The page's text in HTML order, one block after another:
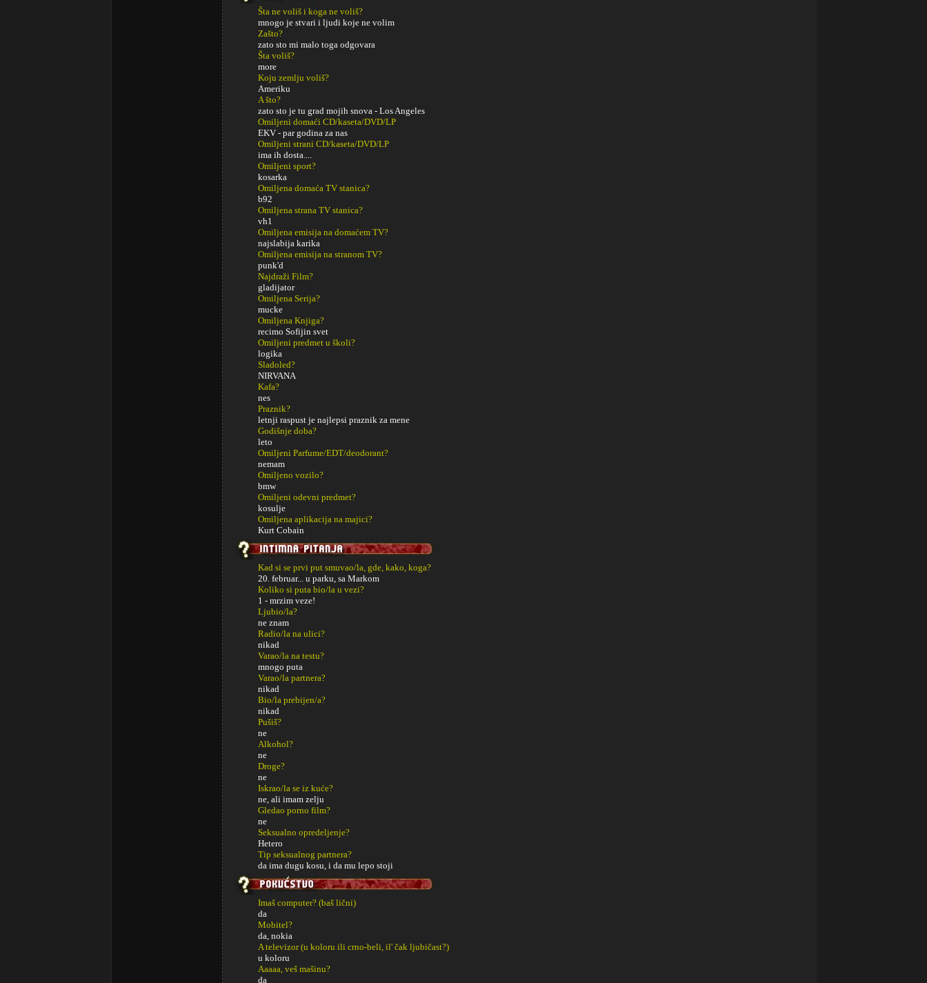
Šta ne voliš i koga ne voliš?
mnogo je stvari i ljudi koje ne volim
Zašto?
zato sto mi malo toga odgovara
Šta voliš?
more
Koju zemlju voliš?
Ameriku
A što?
zato sto je tu grad mojih snova - Los Angeles
Omiljeni domaći CD/kaseta/DVD/LP
EKV - par godina za nas
Omiljeni strani CD/kaseta/DVD/LP
ima ih dosta....
Omiljeni sport?
kosarka
Omiljena domaća TV stanica?
b92
Omiljena strana TV stanica?
vh1
Omiljena emisija na domaćem TV?
najslabija karika
Omiljena emisija na stranom TV?
punk'd
Najdraži Film?
gladijator
Omiljena Serija?
mucke
Omiljena Knjiga?
recimo Sofijin svet
Omiljeni predmet u školi?
logika
Sladoled?
NIRVANA
Kafa?
nes
Praznik?
letnji raspust je najlepsi praznik za mene
Godišnje doba?
leto
Omiljeni Parfume/EDT/deodorant?
nemam
Omiljeno vozilo?
bmw
Omiljeni odevni predmet?
kosulje
Omiljena aplikacija na majici?
Kurt Cobain
Kad si se prvi put smuvao/la, gde, kako, koga?
20. februar... u parku, sa Markom
Koliko si puta bio/la u vezi?
1 - mrzim veze!
Ljubio/la?
ne znam
Radio/la na ulici?
nikad
Varao/la na testu?
mnogo puta
Varao/la partnera?
nikad
Bio/la prebijen/a?
nikad
Pušiš?
ne
Alkohol?
ne
Droge?
ne
Iskrao/la se iz kuće?
ne, ali imam zelju
Gledao porno film?
ne
Seksualno opredeljenje?
Hetero
Tip seksualnog partnera?
da ima dugu kosu, i da mu lepo stoji
Imaš computer? (baš lični)
da
Mobitel?
da, nokia
A televizor (u koloru ili crno-beli, il' čak ljubičast?)
u koloru
Aaaaa, veš mašinu?
da